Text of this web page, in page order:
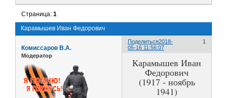
Карамышев Иван Федорович
Страница:1
Поделиться 1
2018-
05-16 11:56:07
Комиссаров В.А.
Модератор
Карамышев Иван
Федорович
(1917 - ноябрь
1941)